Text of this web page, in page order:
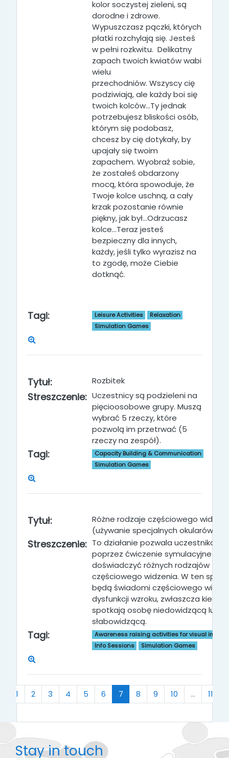
kolor soczystej zieleni, są
dorodne i zdrowe.
Wypuszczasz pączki, których
płatki rozchylają się. Jesteś
w pełni rozkwitu. Delikatny
zapach twoich kwiatów wabi
wielu
przechodniów. Wszyscy cię
podziwiają, ale każdy boi się
twoich kolców…Ty jednak
potrzebujesz bliskości osób,
którym się podobasz,
chcesz by cię dotykały, by
upajały się twoim
zapachem. Wyobraź sobie,
że zostałeś obdarzony
mocą, która spowoduje, że
Twoje kolce uschną, a cały
krzak pozostanie równie
piękny, jak był…Odrzucasz
kolce…Teraz jesteś
bezpieczny dla innych,
każdy, jeśli tylko wyrazisz na
to zgodę, może Ciebie
dotknąć.
Tagi: Leisure Activities
Relaxation
Simulation Games
Tytuł: Rozbitek
Streszczenie: Uczestnicy są podzieleni na
pięcioosobowe grupy. Muszą
wybrać 5 rzeczy, które
pozwolą im przetrwać (5
rzeczy na zespół).
Tagi:
Capacity Building & Communication
Simulation Games
Tytuł:
Różne rodzaje częściowego
(używanie specjalnych okularów)
Streszczenie: To działanie pozwala uczestnikom
poprzez ćwiczenie symulacyjne
doświadczyć różnych rodzajów
częściowego widzenia. W ten
będą świadomi częściowego
dysfunkcji wzroku, zwłaszcza kiedy
spotkają osobę niedowidzącą lub
słabowidzącą.
Tagi:
Awareness raising activities for visual
Info Sessions
Simulation Games
Previous
1 2 3 4 5 6 7 (current)
8 9 10 … 11
Stay in touch